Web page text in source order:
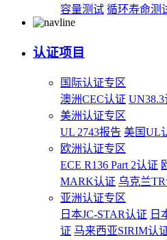
容量测试 循环寿命测
认证项目
国际认证专区
澳洲CEC认证 UN38.3
美洲认证专区
UL 2743报告 美国UL
欧洲认证专区
ECE R136 Part 2认证
MARK认证 乌克兰
亚洲认证专区
日本JC-STAR认证 日
证 马来西亚SIRIM认